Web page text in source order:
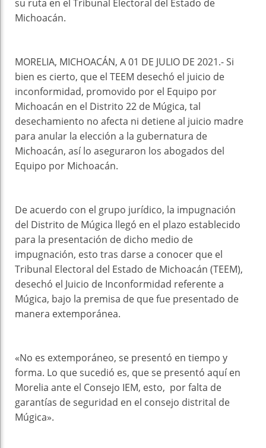
su ruta en el Tribunal Electoral del Estado de
Michoacán.
MORELIA, MICHOACÁN, A 01 DE JULIO DE 2021.- Si
bien es cierto, que el TEEM desechó el juicio de
inconformidad, promovido por el Equipo por
Michoacán en el Distrito 22 de Múgica, tal
desechamiento no afecta ni detiene al juicio madre
para anular la elección a la gubernatura de
Michoacán, así lo aseguraron los abogados del
Equipo por Michoacán.
De acuerdo con el grupo jurídico, la impugnación
del Distrito de Múgica llegó en el plazo establecido
para la presentación de dicho medio de
impugnación, esto tras darse a conocer que el
Tribunal Electoral del Estado de Michoacán (TEEM),
desechó el Juicio de Inconformidad referente a
Múgica, bajo la premisa de que fue presentado de
manera extemporánea.
«No es extemporáneo, se presentó en tiempo y
forma. Lo que sucedió es, que se presentó aquí en
Morelia ante el Consejo IEM, esto, por falta de
garantías de seguridad en el consejo distrital de
Múgica».